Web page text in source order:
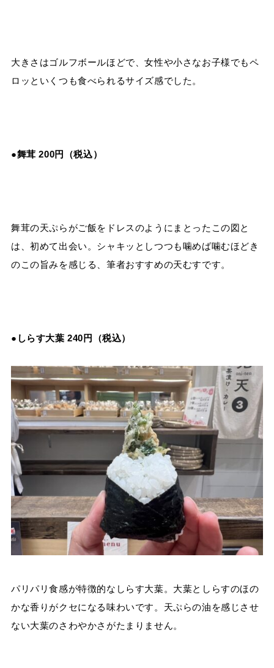
大きさはゴルフボールほどで、女性や小さなお子様でもペ
ロッといくつも食べられるサイズ感でした。
●舞茸 200円（税込）
舞茸の天ぷらがご飯をドレスのようにまとったこの図と
は、初めて出会い。シャキッとしつつも噛めば噛むほどき
のこの旨みを感じる、筆者おすすめの天むすです。
● しらす大葉 240円（税込）
パリパリ食感が特徴的なしらす大葉。大葉としらすのほの
かな香りがクセになる味わいです。天ぷらの油を感じさせ
ない大葉のさわやかさがたまりません。